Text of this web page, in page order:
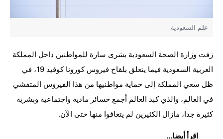
علم السعودية
زفت وزارة الصحة السعودية بشرى سارة للمواطنين داخل المملكة
العربية السعودية فيما يتعلق بلقاح فيروس كورونا كوفيد 19، في
ظل سعي المملكة إلى حماية مواطنيها من هذا الفيروس المتفشي
في العالم، والذي كبد العالم أجمع خسائر مادية واجتماعية وبشرية
كثيرة جدا، مازال الكثيرين لم يتعافوا منها حتى الآن.
اقرأ أيضا...